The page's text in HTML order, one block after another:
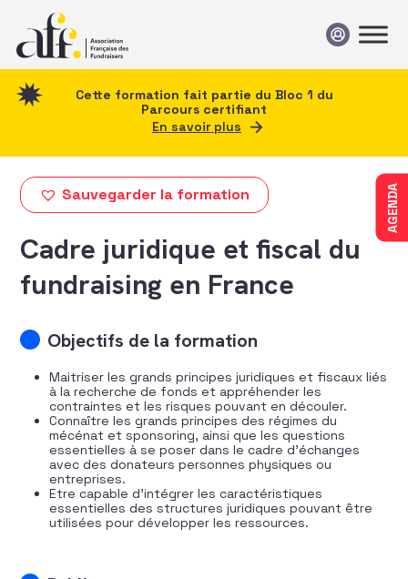
AGENDA
Cette formation fait partie du Bloc 1 du
Parcours certifiant
En savoir plus
Sauvegarder la formation
Cadre juridique et fiscal du
fundraising en France
Objectifs de la formation
Maitriser les grands principes juridiques et fiscaux liés
à la recherche de fonds et appréhender les
contraintes et les risques pouvant en découler.
Connaître les grands principes des régimes du
mécénat et sponsoring, ainsi que les questions
essentielles à se poser dans le cadre d’échanges
avec des donateurs personnes physiques ou
entreprises.
Etre capable d’intégrer les caractéristiques
essentielles des structures juridiques pouvant être
utilisées pour développer les ressources.